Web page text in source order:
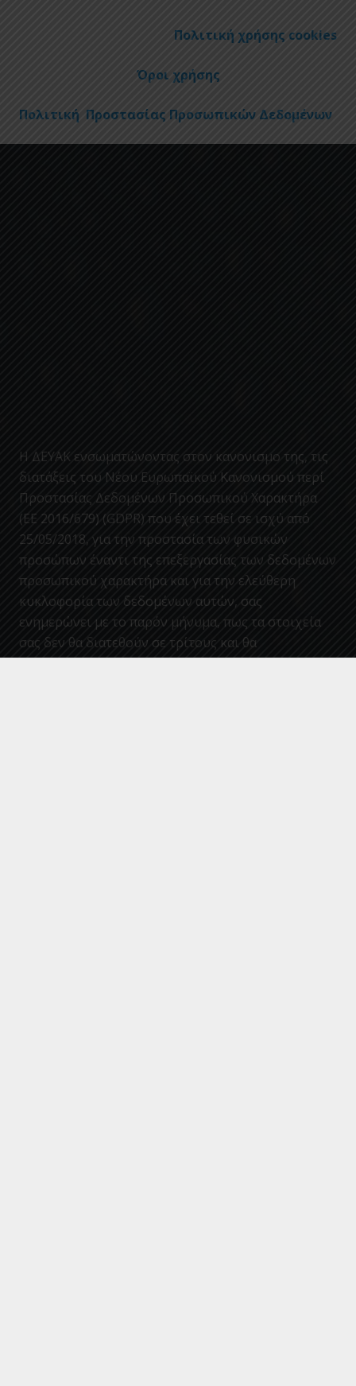
Πολιτική χρήσης cookies
Όροι χρήσης
Πολιτική Προστασίας Προσωπικών Δεδομένων
Η ΔΕΥΑΚ ενσωματώνοντας στον κανονισμο της, τις
διατάξεις του Νέου Ευρωπαϊκού Κανονισμού περί
Προστασίας Δεδομένων Προσωπικού Χαρακτήρα
(ΕΕ 2016/679) (GDPR) που έχει τεθεί σε ισχύ από
25/05/2018, για την προστασία των φυσικών
προσώπων έναντι της επεξεργασίας των δεδομένων
προσωπικού χαρακτήρα και για την ελεύθερη
κυκλοφορία των δεδομένων αυτών, σας
ενημερώνει με το παρόν μήνυμα, πως τα στοιχεία
σας δεν θα διατεθούν σε τρίτους και θα
παραμείνουν για αποκλειστική χρήση, επεξεργασία